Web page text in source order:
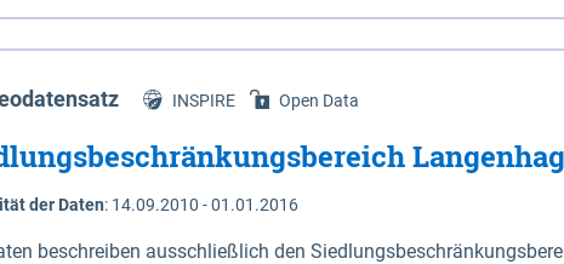
Niedersachsen (vgl. Abb. 4-1) entlang der Elbe zwischen
472,5 bei Schnackenburg bis 569 bei Lauenburg).
Dannenberg und Lüneburg.
INSPIRE Open Data
der Daten: 14.09.2010 - 01.01.2016
beschreiben ausschließlich den